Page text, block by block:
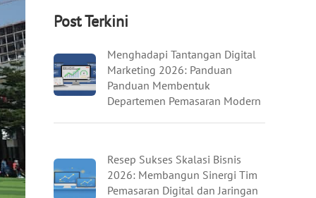
Post Terkini
Menghadapi Tantangan Digital
Marketing 2026: Panduan
Panduan Membentuk
Departemen Pemasaran Modern
Resep Sukses Skalasi Bisnis
2026: Membangun Sinergi Tim
Pemasaran Digital dan Jaringan